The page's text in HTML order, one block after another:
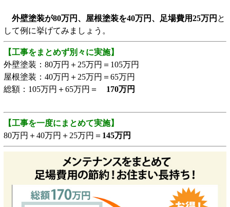
外壁塗装が80万円、屋根塗装を40万円、足場費用25万円 と
して例に挙げてみましょう。
【工事をまとめず別々に実施】
外壁塗装：80万円＋25万円＝105万円
屋根塗装：40万円＋25万円＝65万円
総額：105万円＋65万円＝ 170万円
【工事を一度にまとめて実施】
80万円＋40万円＋25万円＝ 145万円